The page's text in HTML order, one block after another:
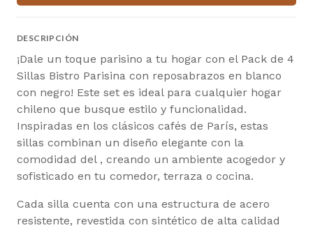
DESCRIPCIÓN
¡Dale un toque parisino a tu hogar con el Pack de 4
Sillas Bistro Parisina con reposabrazos en blanco
con negro! Este set es ideal para cualquier hogar
chileno que busque estilo y funcionalidad.
Inspiradas en los clásicos cafés de París, estas
sillas combinan un diseño elegante con la
comodidad del , creando un ambiente acogedor y
sofisticado en tu comedor, terraza o cocina.
Cada silla cuenta con una estructura de acero
resistente, revestida con sintético de alta calidad